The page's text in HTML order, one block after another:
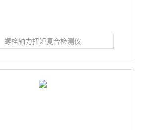
螺栓轴力扭矩复合检测仪